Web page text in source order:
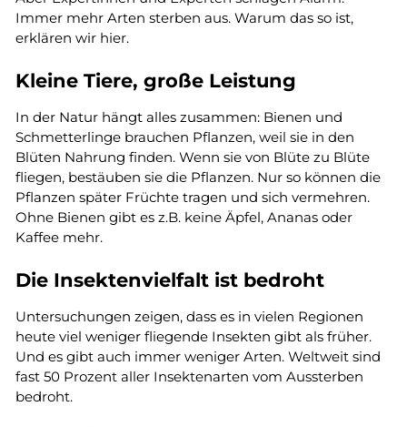
Immer mehr Arten sterben aus. Warum das so ist,
erklären wir hier.
Kleine Tiere, große Leistung
In der Natur hängt alles zusammen: Bienen und
Schmetterlinge brauchen Pflanzen, weil sie in den
Blüten Nahrung finden. Wenn sie von Blüte zu Blüte
fliegen, bestäuben sie die Pflanzen. Nur so können die
Pflanzen später Früchte tragen und sich vermehren.
Ohne Bienen gibt es z.B. keine Äpfel, Ananas oder
Kaffee mehr.
Die Insektenvielfalt ist bedroht
Untersuchungen zeigen, dass es in vielen Regionen
heute viel weniger fliegende Insekten gibt als früher.
Und es gibt auch immer weniger Arten. Weltweit sind
fast 50 Prozent aller Insektenarten vom Aussterben
bedroht.